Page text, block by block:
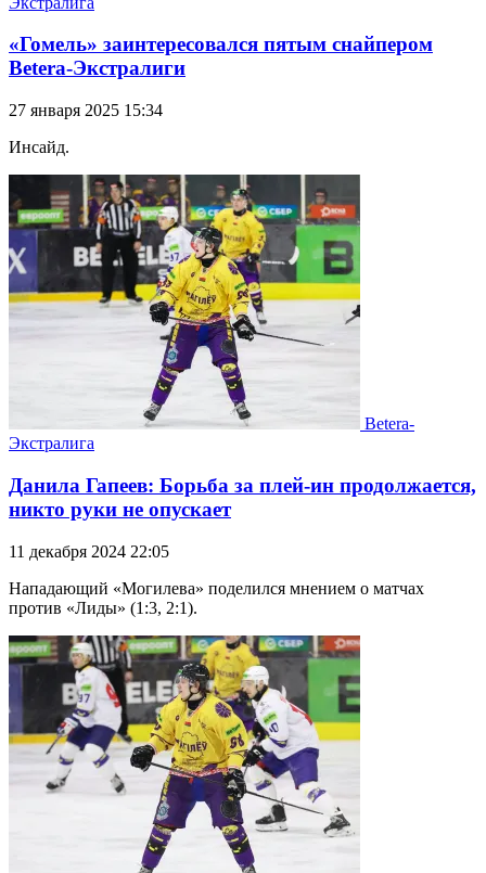
«Гомель» заинтересовался пятым снайпером
Betera-Экстралиги
27 января 2025 15:34
Инсайд.
Betera-
Экстралига
Данила Гапеев: Борьба за плей-ин продолжается,
никто руки не опускает
11 декабря 2024 22:05
Нападающий «Могилева» поделился мнением о матчах
против «Лиды» (1:3, 2:1).